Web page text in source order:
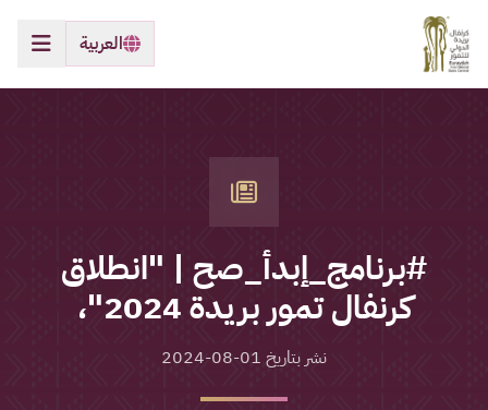
العربية
#برنامج_إبدأ_صح | "انطلاق
كرنفال تمور بريدة 2024"،
نشر بتاريخ 01-08-2024